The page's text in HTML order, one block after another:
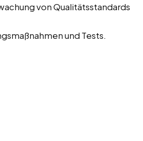
von Qualitätsstandards
und Tests.